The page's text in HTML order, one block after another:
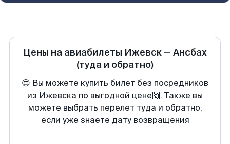
Цены на авиабилеты Ижевск — Ансбах
(туда и обратно)
😍 Вы можете купить билет без посредников
из Ижевска по выгодной цене🙌. Также вы
можете выбрать перелет туда и обратно,
если уже знаете дату возвращения